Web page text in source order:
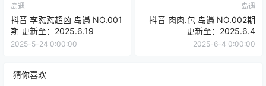
岛遇
抖音 李怼怼超凶 岛遇 NO.001
期 更新至：2025.6.19
2025-5-24 0:00:00
岛遇
抖音 肉肉.包 岛遇 NO.002期
更新至：2025.6.4
2025-6-4 0:00:00
猜你喜欢